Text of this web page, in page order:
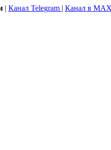
| Канал Telegram | Канал в MAX